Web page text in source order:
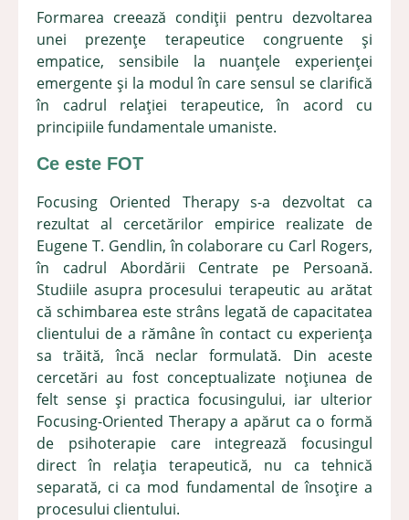
Formarea creează condiții pentru dezvoltarea
unei prezențe terapeutice congruente și
empatice, sensibile la nuanțele experienței
emergente și la modul în care sensul se clarifică
în cadrul relației terapeutice, în acord cu
principiile fundamentale umaniste.
Ce este FOT
Focusing Oriented Therapy s-a dezvoltat ca
rezultat al cercetărilor empirice realizate de
Eugene T. Gendlin, în colaborare cu Carl Rogers,
în cadrul Abordării Centrate pe Persoană.
Studiile asupra procesului terapeutic au arătat
că schimbarea este strâns legată de capacitatea
clientului de a rămâne în contact cu experiența
sa trăită, încă neclar formulată. Din aceste
cercetări au fost conceptualizate noțiunea de
felt sense și practica focusingului, iar ulterior
Focusing-Oriented Therapy a apărut ca o formă
de psihoterapie care integrează focusingul
direct în relația terapeutică, nu ca tehnică
separată, ci ca mod fundamental de însoțire a
procesului clientului.